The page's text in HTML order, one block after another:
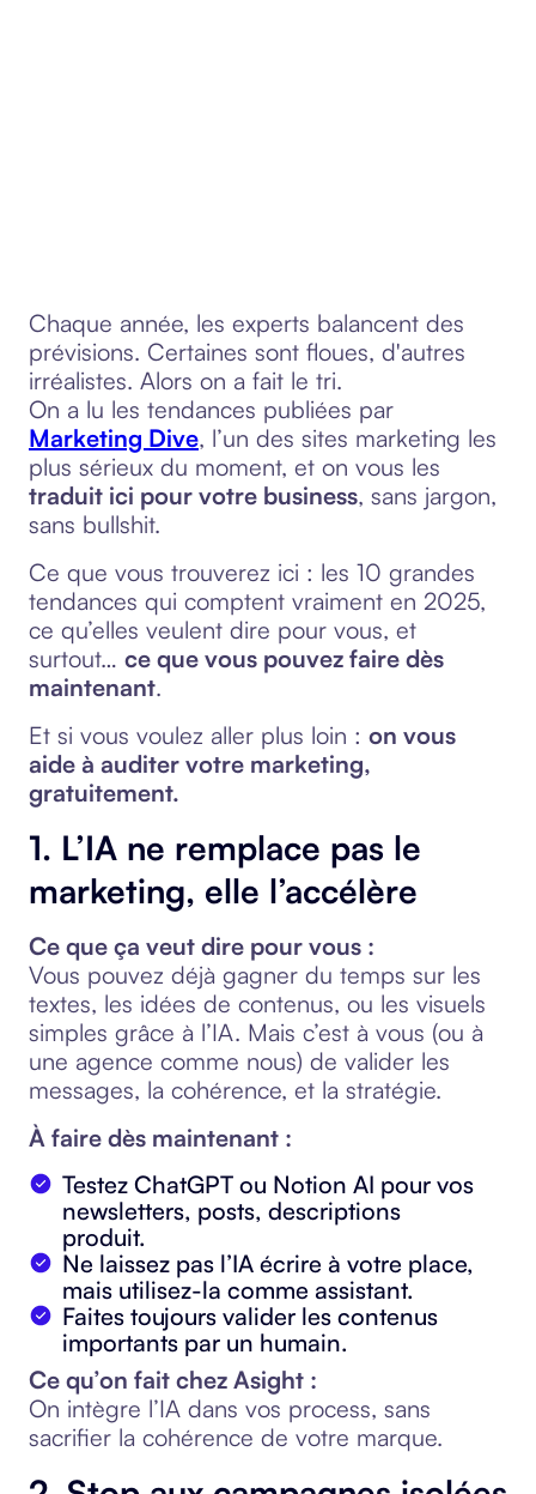
Chaque année, les experts balancent des
prévisions. Certaines sont floues, d'autres
irréalistes. Alors on a fait le tri.
On a lu les tendances publiées par
Marketing Dive, l’un des sites marketing les
plus sérieux du moment, et on vous les
traduit ici pour votre business, sans jargon,
sans bullshit.
Ce que vous trouverez ici : les 10 grandes
tendances qui comptent vraiment en 2025,
ce qu’elles veulent dire pour vous, et
surtout… ce que vous pouvez faire dès
maintenant.
Et si vous voulez aller plus loin : on vous
aide à auditer votre marketing,
gratuitement.
1. L’IA ne remplace pas le
marketing, elle l’accélère
Ce que ça veut dire pour vous :
Vous pouvez déjà gagner du temps sur les
textes, les idées de contenus, ou les visuels
simples grâce à l’IA. Mais c’est à vous (ou à
une agence comme nous) de valider les
messages, la cohérence, et la stratégie.
À faire dès maintenant :
Testez ChatGPT ou Notion AI pour vos
newsletters, posts, descriptions
produit.
Ne laissez pas l’IA écrire à votre place,
mais utilisez-la comme assistant.
Faites toujours valider les contenus
importants par un humain.
Ce qu’on fait chez Asight :
On intègre l’IA dans vos process, sans
sacrifier la cohérence de votre marque.